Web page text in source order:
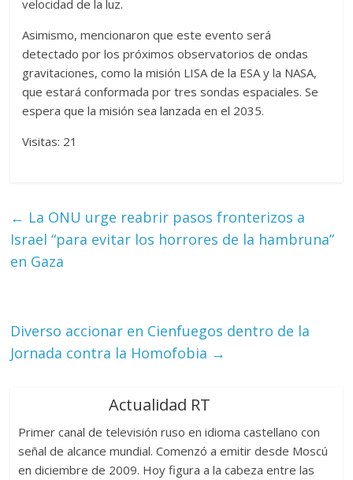
velocidad de la luz.
Asimismo, mencionaron que este evento será
detectado por los próximos observatorios de ondas
gravitaciones, como la misión LISA de la ESA y la NASA,
que estará conformada por tres sondas espaciales. Se
espera que la misión sea lanzada en el 2035.
Visitas: 21
← La ONU urge reabrir pasos fronterizos a
Israel “para evitar los horrores de la hambruna”
en Gaza
Diverso accionar en Cienfuegos dentro de la
Jornada contra la Homofobia →
Actualidad RT
Primer canal de televisión ruso en idioma castellano con
señal de alcance mundial. Comenzó a emitir desde Moscú
en diciembre de 2009. Hoy figura a la cabeza entre las